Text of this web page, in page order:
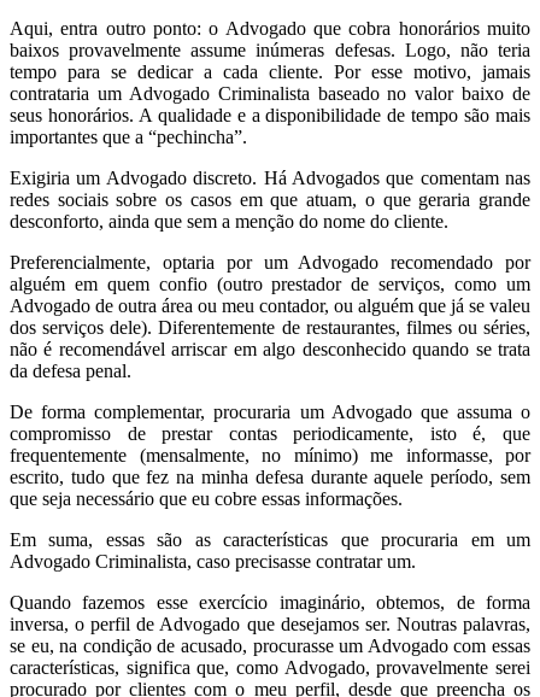
Aqui, entra outro ponto: o Advogado que cobra honorários muito
baixos provavelmente assume inúmeras defesas. Logo, não teria
tempo para se dedicar a cada cliente. Por esse motivo, jamais
contrataria um Advogado Criminalista baseado no valor baixo de
seus honorários. A qualidade e a disponibilidade de tempo são mais
importantes que a “pechincha”.
Exigiria um Advogado discreto. Há Advogados que comentam nas
redes sociais sobre os casos em que atuam, o que geraria grande
desconforto, ainda que sem a menção do nome do cliente.
Preferencialmente, optaria por um Advogado recomendado por
alguém em quem confio (outro prestador de serviços, como um
Advogado de outra área ou meu contador, ou alguém que já se valeu
dos serviços dele). Diferentemente de restaurantes, filmes ou séries,
não é recomendável arriscar em algo desconhecido quando se trata
da defesa penal.
De forma complementar, procuraria um Advogado que assuma o
compromisso de prestar contas periodicamente, isto é, que
frequentemente (mensalmente, no mínimo) me informasse, por
escrito, tudo que fez na minha defesa durante aquele período, sem
que seja necessário que eu cobre essas informações.
Em suma, essas são as características que procuraria em um
Advogado Criminalista, caso precisasse contratar um.
Quando fazemos esse exercício imaginário, obtemos, de forma
inversa, o perfil de Advogado que desejamos ser. Noutras palavras,
se eu, na condição de acusado, procurasse um Advogado com essas
características, significa que, como Advogado, provavelmente serei
procurado por clientes com o meu perfil, desde que preencha os